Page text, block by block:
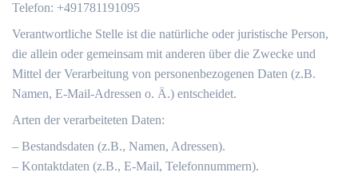
Telefon: +491781191095
Verantwortliche Stelle ist die natürliche oder juristische Person,
die allein oder gemeinsam mit anderen über die Zwecke und
Mittel der Verarbeitung von personenbezogenen Daten (z.B.
Namen, E-Mail-Adressen o. Ä.) entscheidet.
Arten der verarbeiteten Daten:
– Bestandsdaten (z.B., Namen, Adressen).
– Kontaktdaten (z.B., E-Mail, Telefonnummern).